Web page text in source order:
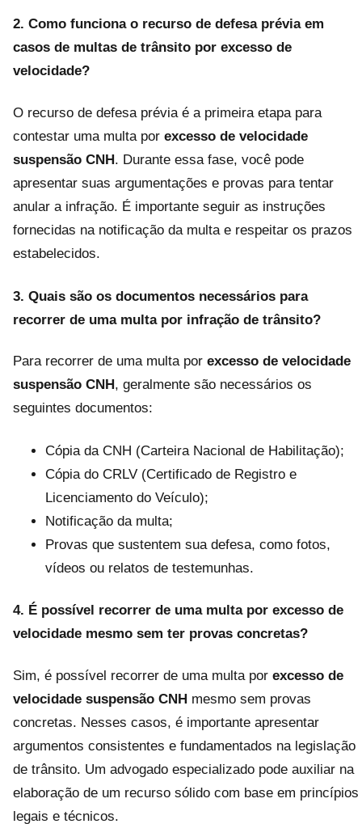
2. Como funciona o recurso de defesa prévia em
casos de multas de trânsito por excesso de
velocidade?
O recurso de defesa prévia é a primeira etapa para
contestar uma multa por excesso de velocidade
suspensão CNH. Durante essa fase, você pode
apresentar suas argumentações e provas para tentar
anular a infração. É importante seguir as instruções
fornecidas na notificação da multa e respeitar os prazos
estabelecidos.
3. Quais são os documentos necessários para
recorrer de uma multa por infração de trânsito?
Para recorrer de uma multa por excesso de velocidade
suspensão CNH , geralmente são necessários os
seguintes documentos:
Cópia da CNH (Carteira Nacional de Habilitação);
Cópia do CRLV (Certificado de Registro e
Licenciamento do Veículo);
Notificação da multa;
Provas que sustentem sua defesa, como fotos,
vídeos ou relatos de testemunhas.
4. É possível recorrer de uma multa por excesso de
velocidade mesmo sem ter provas concretas?
Sim, é possível recorrer de uma multa por excesso de
velocidade suspensão CNH mesmo sem provas
concretas. Nesses casos, é importante apresentar
argumentos consistentes e fundamentados na legislação
de trânsito. Um advogado especializado pode auxiliar na
elaboração de um recurso sólido com base em princípios
legais e técnicos.